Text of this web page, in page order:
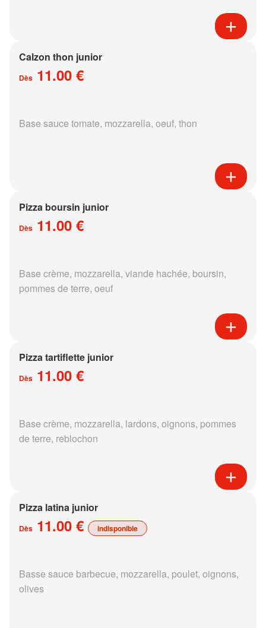
Calzon thon junior
Dès 11.00 €
Base sauce tomate, mozzarella, oeuf, thon
Pizza boursin junior
Dès 11.00 €
Base crème, mozzarella, viande hachée, boursin,
pommes de terre, oeuf
Pizza tartiflette junior
Dès 11.00 €
Base crème, mozzarella, lardons, oignons, pommes
de terre, reblochon
Pizza latina junior
Dès 11.00 € indisponible
Basse sauce barbecue, mozzarella, poulet, oignons,
olives